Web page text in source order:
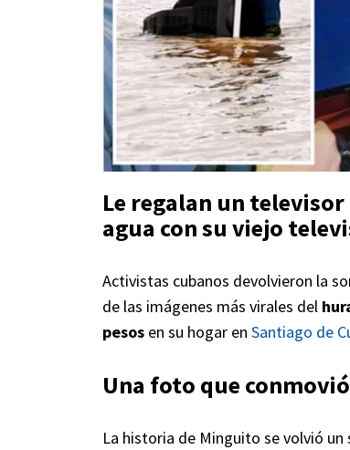
Le regalan un
agua con su viejo
Activistas cubanos devolvieron la
de las imágenes más virales del
pesos en su hogar en Santiago de
Una foto que
La historia de Minguito se volvió un